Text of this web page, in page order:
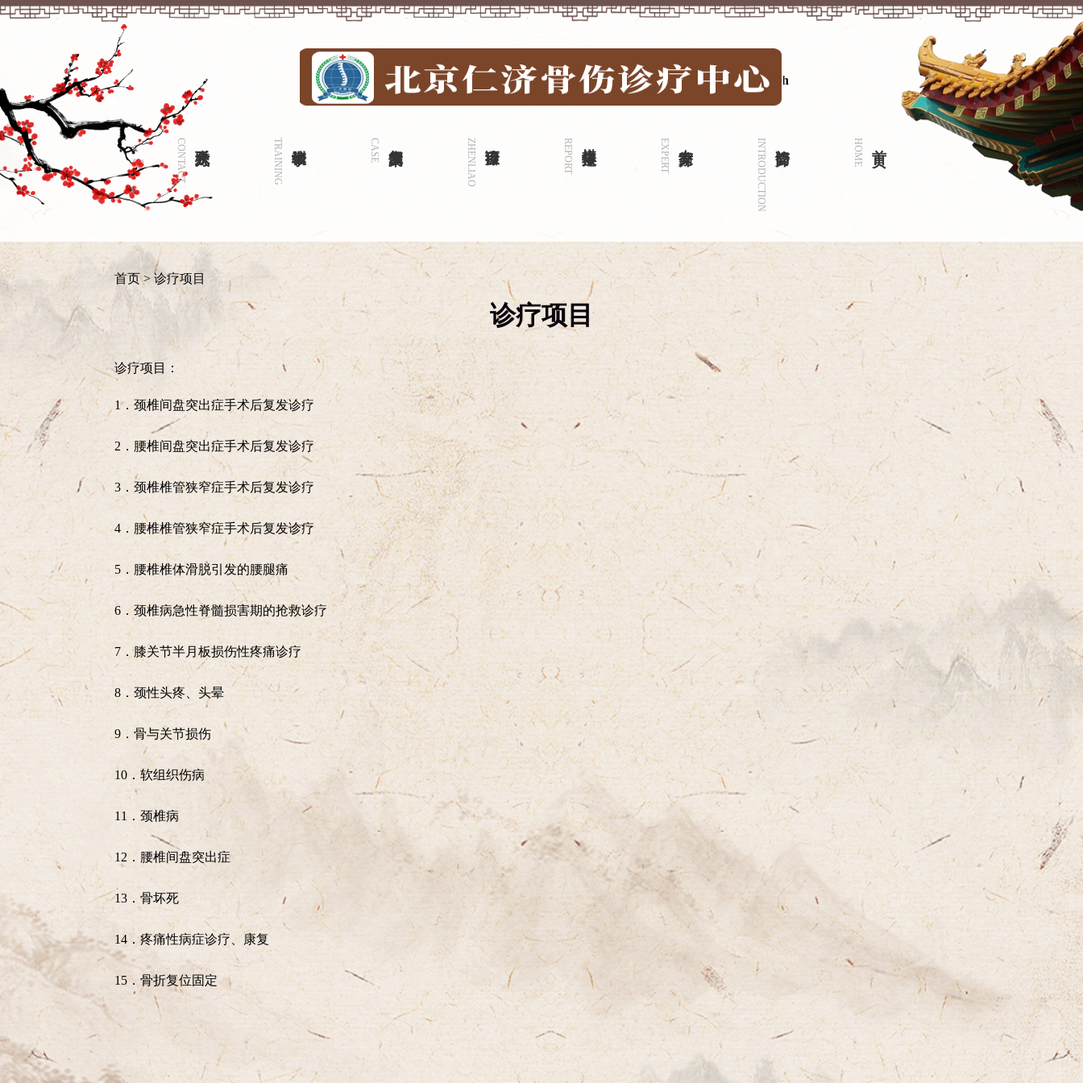
中文| English
CONTACT TRAINING CASE ZHENLIAO REPORT EXPERT INTRODUCTION HOME
首页> 诊疗项目
诊疗项目
诊疗项目：
1．颈椎间盘突出症手术后复发诊疗
2．腰椎间盘突出症手术后复发诊疗
3．颈椎椎管狭窄症手术后复发诊疗
4．腰椎椎管狭窄症手术后复发诊疗
5．腰椎椎体滑脱引发的腰腿痛
6．颈椎病急性脊髓损害期的抢救诊疗
7．膝关节半月板损伤性疼痛诊疗
8．颈性头疼、头晕
9．骨与关节损伤
10．软组织伤病
11．颈椎病
12．腰椎间盘突出症
13．骨坏死
14．疼痛性病症诊疗、康复
15．骨折复位固定